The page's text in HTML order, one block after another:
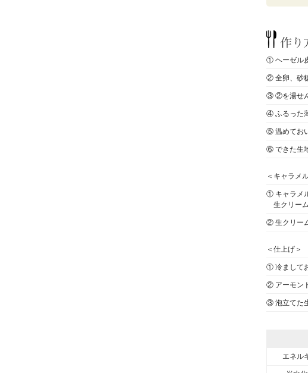
① ヘーゼル
② 全卵、砂
③ ②を湯せん
④ ふるった
⑤ 温めてお
⑥ できた生
＜キャラメ
① キャラメ
生クリー
② 生クリー
＜仕上げ＞
① 冷まして
② アーモン
③ 泡立てた
エネル